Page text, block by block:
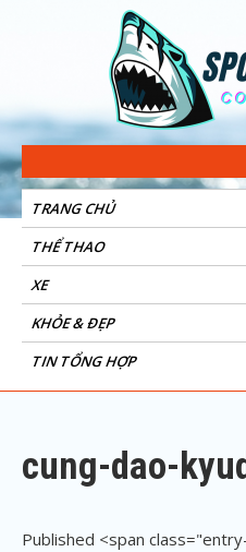
Sports Blog
Cocoa Beach
TRANG CHỦ
THỂ THAO
XE
KHỎE & ĐẸP
TIN TỔNG HỢP
cung-dao-
Published <span